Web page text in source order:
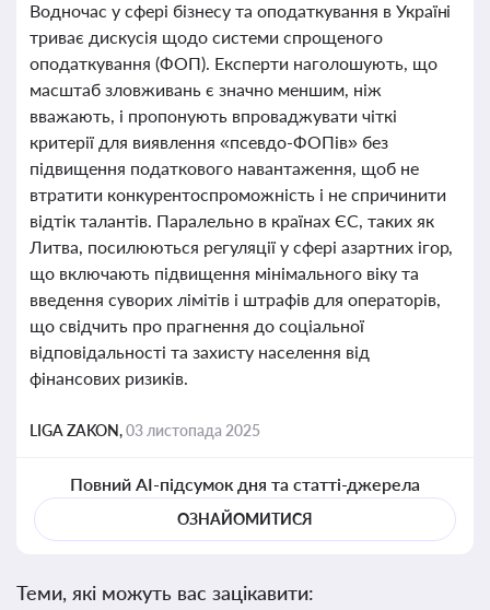
Водночас у сфері бізнесу та оподаткування в Україні
триває дискусія щодо системи спрощеного
оподаткування (ФОП). Експерти наголошують, що
масштаб зловживань є значно меншим, ніж
вважають, і пропонують впроваджувати чіткі
критерії для виявлення «псевдо-ФОПів» без
підвищення податкового навантаження, щоб не
втратити конкурентоспроможність і не спричинити
відтік талантів. Паралельно в країнах ЄС, таких як
Литва, посилюються регуляції у сфері азартних ігор,
що включають підвищення мінімального віку та
введення суворих лімітів і штрафів для операторів,
що свідчить про прагнення до соціальної
відповідальності та захисту населення від
фінансових ризиків.
LIGA ZAKON,03 листопада 2025
Повний AI-підсумок дня та статті-джерела
ОЗНАЙОМИТИСЯ
Теми, які можуть вас зацікавити: